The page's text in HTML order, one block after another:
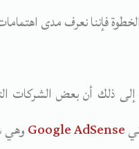
فإننا نعرف مدى
ذلك أن بعض الشركات
Google AdSenseوهي